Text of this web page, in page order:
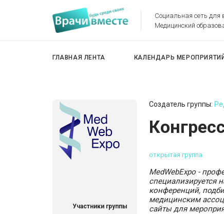
Социальная сеть для
Медицинский
ГЛАВНАЯ ЛЕНТА КАЛЕНДАРЬ МЕРОПРИЯТИЙ
Участники группы
Создатель группы:
открытая группа
MedWebExpo -
специализируется
конференций,
медицинским
сайты для